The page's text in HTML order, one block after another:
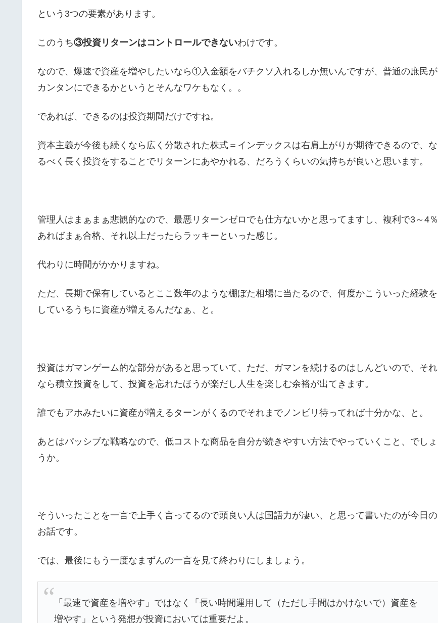
という3つの要素があります。
このうち③投資リターンはコントロールできないわけです。
なので、爆速で資産を増やしたいなら①入金額をバチクソ入れるしか無いんですが、普通の庶民が
カンタンにできるかというとそんなワケもなく。。
であれば、できるのは投資期間だけですね。
資本主義が今後も続くなら広く分散された株式＝インデックスは右肩上がりが期待できるので、な
るべく長く投資をすることでリターンにあやかれる、だろうくらいの気持ちが良いと思います。
管理人はまぁまぁ悲観的なので、最悪リターンゼロでも仕方ないかと思ってますし、複利で3～4％
あればまぁ合格、それ以上だったらラッキーといった感じ。
代わりに時間がかかりますね。
ただ、長期で保有しているとここ数年のような棚ぼた相場に当たるので、何度かこういった経験を
しているうちに資産が増えるんだなぁ、と。
投資はガマンゲーム的な部分があると思っていて、ただ、ガマンを続けるのはしんどいので、それ
なら積立投資をして、投資を忘れたほうが楽だし人生を楽しむ余裕が出てきます。
誰でもアホみたいに資産が増えるターンがくるのでそれまでノンビリ待ってれば十分かな、と。
あとはパッシブな戦略なので、低コストな商品を自分が続きやすい方法でやっていくこと、でしょ
うか。
そういったことを一言で上手く言ってるので頭良い人は国語力が凄い、と思って書いたのが今日の
お話です。
では、最後にもう一度なまずんの一言を見て終わりにしましょう。
「最速で資産を増やす」ではなく「長い時間運用して（ただし手間はかけないで）資産を
増やす」という発想が投資においては重要だよ。